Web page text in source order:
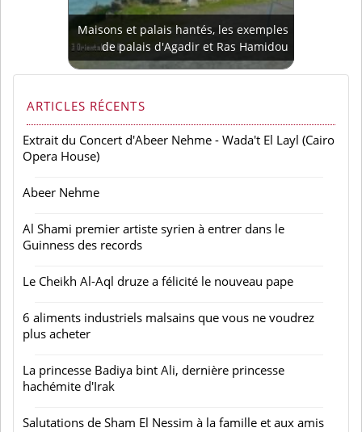
Maisons et palais hantés, les exemples
de palais d'Agadir et Ras Hamidou
ARTICLES RÉCENTS
Extrait du Concert d'Abeer Nehme - Wada't El Layl (Cairo
Opera House)
Abeer Nehme
Al Shami premier artiste syrien à entrer dans le
Guinness des records
Le Cheikh Al-Aql druze a félicité le nouveau pape
6 aliments industriels malsains que vous ne voudrez
plus acheter
La princesse Badiya bint Ali, dernière princesse
hachémite d'Irak
Salutations de Sham El Nessim à la famille et aux amis